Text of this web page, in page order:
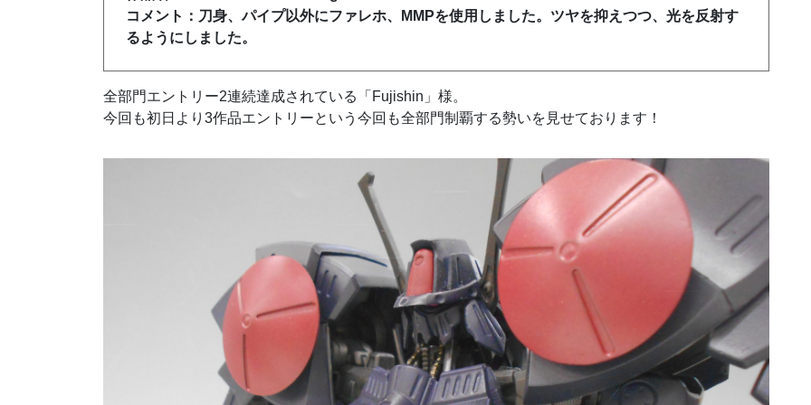
コメント：刀身、パイプ以外にファレホ、MMPを使用しました。ツヤを抑えつつ、光を反射す
るようにしました。
全部門エントリー2連続達成されている「Fujishin」様。
今回も初日より3作品エントリーという今回も全部門制覇する勢いを見せております！